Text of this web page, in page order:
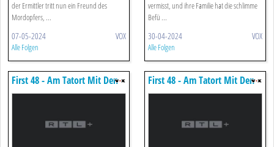
der Ermittler tritt nun ein Freund des
Mordopfers, ...
07-05-2024 VOX
Alle Folgen
vermisst, und ihre Familie hat die schlimme
Befü ...
30-04-2024 VOX
Alle Folgen
First 48 - Am Tatort Mit Den
Us-ermittlern
First 48 - Am Tatort Mit Den
Us-ermittlern